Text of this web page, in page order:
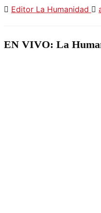
Editor La Humanidad
EN VIVO: La